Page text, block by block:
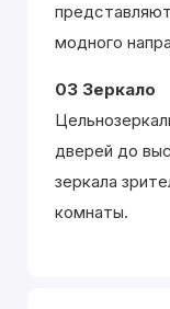
модного
03 Зеркало
дверей до
зеркала
комнаты.